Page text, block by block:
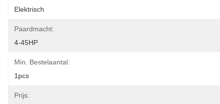
Elektrisch
Paardmacht:
4-45HP
Min. Bestelaantal:
1pcs
Prijs: